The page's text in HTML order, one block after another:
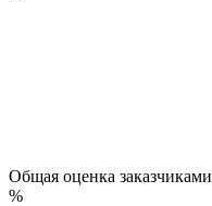
Общая оценка заказчиками
%